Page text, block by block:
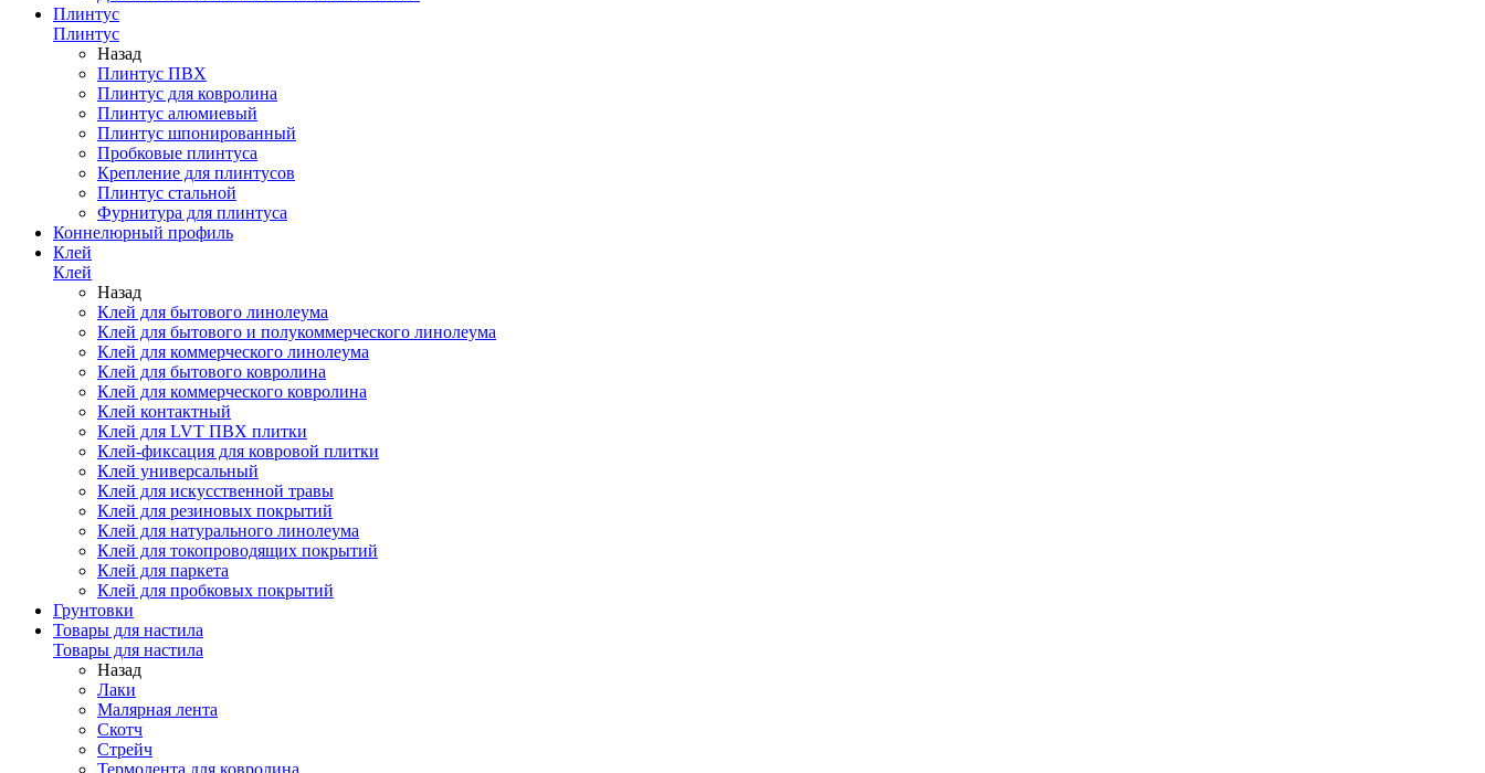
Плинтус
Плинтус
Назад
Плинтус ПВХ
Плинтус для ковролина
Плинтус алюмиевый
Плинтус шпонированный
Пробковые плинтуса
Крепление для плинтусов
Плинтус стальной
Фурнитура для плинтуса
Коннелюрный профиль
Клей
Клей
Назад
Клей для бытового линолеума
Клей для бытового и полукоммерческого линолеума
Клей для коммерческого линолеума
Клей для бытового ковролина
Клей для коммерческого ковролина
Клей контактный
Клей для LVT ПВХ плитки
Клей-фиксация для ковровой плитки
Клей универсальный
Клей для искусственной травы
Клей для резиновых покрытий
Клей для натурального линолеума
Клей для токопроводящих покрытий
Клей для паркета
Клей для пробковых покрытий
Грунтовки
Товары для настила
Товары для настила
Назад
Лаки
Малярная лента
Скотч
Стрейч
Термолента для ковролина